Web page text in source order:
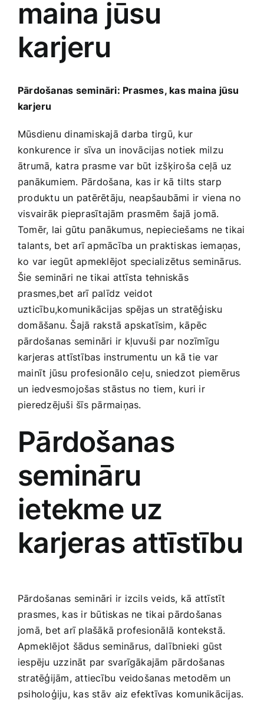
Medicīnas preces
Mobilie telefoni, planšetdatori
Preces birojam
Preces pieaugušajiem
Rotaļlietas, bērnu preces
Smaržas, kosmētika
Sports, tūrisms un atpūta
TV un Sadzīves tehnika
Zoo preces
maina jūsu
karjeru
Pārdošanas semināri: Prasmes, kas maina jūsu
karjeru
Mūsdienu dinamiskajā⁤ darba tirgū, kur
konkurence ⁤ir ​sīva un ​inovācijas notiek milzu
ātrumā, katra prasme var būt izšķiroša ceļā uz
panākumiem. ‌Pārdošana, kas ir kā⁢ tilts starp
produktu un patērētāju, ⁣neapšaubāmi⁣ ir viena no
visvairāk pieprasītajām prasmēm šajā ⁤jomā.
Tomēr, lai gūtu panākumus, nepieciešams ne tikai
⁣talants, bet arī apmācība ‍un praktiskas iemaņas,⁢
ko var iegūt apmeklējot specializētus seminārus.
Šie⁣ semināri ne ⁤tikai attīsta ‌tehniskās
prasmes,bet arī palīdz⁢ veidot
uzticību,komunikācijas‍ spējas un stratēģisku
‍domāšanu. Šajā rakstā apskatīsim, kāpēc
pārdošanas semināri ir kļuvuši par nozīmīgu‍
karjeras attīstības instrumentu ⁤un kā tie⁤ var​
mainīt jūsu profesionālo ceļu, sniedzot piemērus
un iedvesmojošas​ stāstus no tiem, kuri ir
pieredzējuši šīs pārmaiņas.
Pārdošanas
semināru
ietekme ⁣uz⁣
karjeras attīstību
Pārdošanas semināri ir izcils​ veids, kā attīstīt
prasmes,⁢ kas ir ​būtiskas ne​ tikai pārdošanas
jomā, bet ‍arī plašākā profesionālā⁤ kontekstā.
Apmeklējot šādus seminārus,⁣ dalībnieki gūst
iespēju uzzināt par svarīgākajām pārdošanas
stratēģijām,​ attiecību veidošanas‍ metodēm un
psiholoģiju, kas stāv ⁣aiz ‌efektīvas komunikācijas.